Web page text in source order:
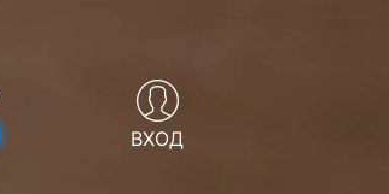
ВХОД